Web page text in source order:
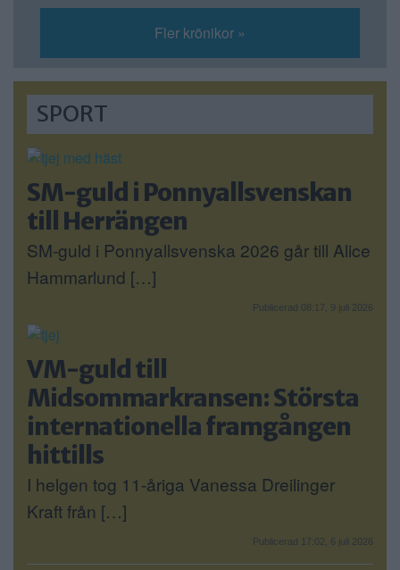
Fler krönikor »
SPORT
SM-guld i Ponnyallsvenskan
till Herrängen
SM-guld i Ponnyallsvenska 2026 går till Alice
Hammarlund […]
Publicerad 08:17, 9 juli 2026
VM-guld till
Midsommarkransen: Största
internationella framgången
hittills
I helgen tog 11-åriga Vanessa Dreilinger
Kraft från […]
Publicerad 17:02, 6 juli 2026